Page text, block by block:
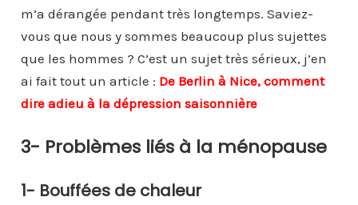
m’a dérangée pendant très longtemps. Saviez-
vous que nous y sommes beaucoup plus sujettes
que les hommes ? C’est un sujet très sérieux, j’en
ai fait tout un article : De Berlin à Nice, comment
dire adieu à la dépression saisonnière
3- Problèmes liés à la ménopause
1- Bouffées de chaleur